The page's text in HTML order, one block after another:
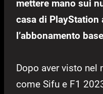
mettere mano sui
casa di PlayStation
l’abbonamento
Dopo aver visto
come Sifu e F1